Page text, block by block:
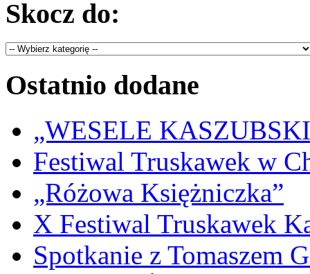
Skocz do:
Ostatnio dodane
„WESELE
Festiwal Truskawek w
„Różowa Księżniczka”
X Festiwal Truskawek
Spotkanie z Tomaszem